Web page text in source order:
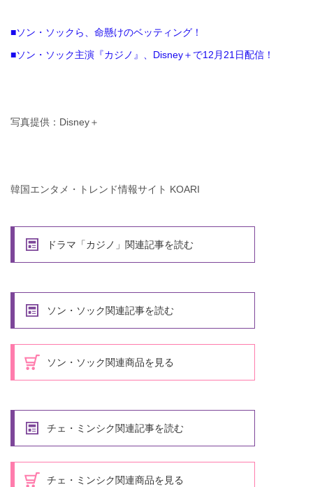
■ソン・ソックら、命懸けのベッティング！
■ソン・ソック主演『カジノ』、Disney＋で12月21日配信！
写真提供：Disney＋
韓国エンタメ・トレンド情報サイト KOARI
ドラマ「カジノ」関連記事を読む
ソン・ソック関連記事を読む
ソン・ソック関連商品を見る
チェ・ミンシク関連記事を読む
チェ・ミンシク関連商品を見る